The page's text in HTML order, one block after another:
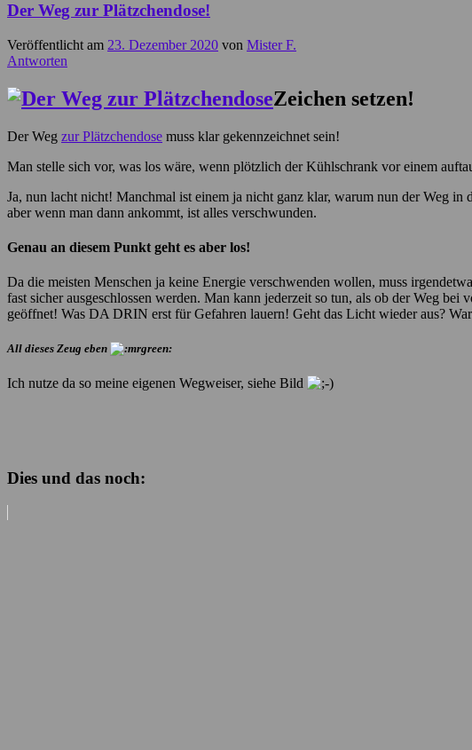
Der Weg zur Plätzchendose!
Veröffentlicht am 23. Dezember 2020 von Mister F.
Antworten
Zeichen setzen!
Der Weg zur Plätzchendose muss klar gekennzeichnet sein!
Man stelle sich vor, was los wäre, wenn plötzlich der Kühlschrank vor einem
Ja, nun lacht nicht! Manchmal ist einem ja nicht ganz klar, warum nun der Weg
aber wenn man dann ankommt, ist alles verschwunden.
Genau an diesem Punkt geht es aber los!
Da die meisten Menschen ja keine Energie verschwenden wollen, muss
fast sicher ausgeschlossen werden. Man kann jederzeit so tun, als ob der Weg
geöffnet! Was DA DRIN erst für Gefahren lauern! Geht das Licht wieder aus?
All dieses Zeug eben
Ich nutze da so meine eigenen Wegweiser, siehe Bild
Dies und das noch: